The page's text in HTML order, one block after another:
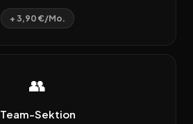
+ 3,90 €/Mo.
👥
Team-Sektion